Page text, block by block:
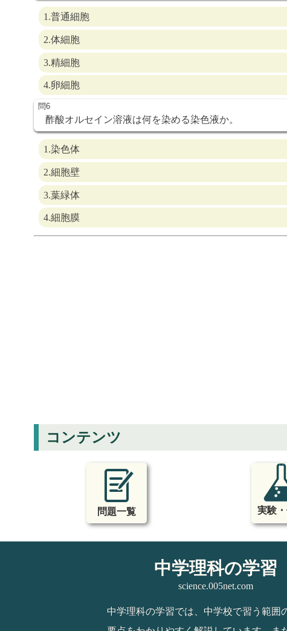
1.普通細胞
2.体細胞
3.精細胞
4.卵細胞
酢酸オルセイン溶液は何を染める染色液か。
1.染色体
2.細胞壁
3.葉緑体
4.細胞膜
コンテンツ
問題一覧 実験
中学理科の学習
science.005net.com
中学理科の学習では、中学校で習う範囲